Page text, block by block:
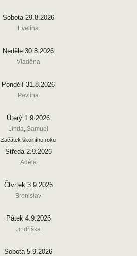
Sobota 29.8.2026
Evelína
Neděle 30.8.2026
Vladěna
Pondělí 31.8.2026
Pavlína
Úterý 1.9.2026
Linda, Samuel
Začátek školního roku
Středa 2.9.2026
Adéla
Čtvrtek 3.9.2026
Bronislav
Pátek 4.9.2026
Jindřiška
Sobota 5.9.2026